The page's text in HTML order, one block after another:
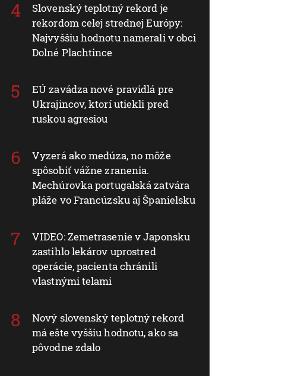
Slovenský teplotný rekord je
rekordom celej strednej Európy:
Najvyššiu hodnotu namerali v obci
Dolné Plachtince
EÚ zavádza nové pravidlá pre
Ukrajincov, ktorí utiekli pred
ruskou agresiou
Vyzerá ako medúza, no môže
spôsobiť vážne zranenia.
Mechúrovka portugalská zatvára
pláže vo Francúzsku aj Španielsku
VIDEO: Zemetrasenie v Japonsku
zastihlo lekárov uprostred
operácie, pacienta chránili
vlastnými telami
Nový slovenský teplotný rekord
má ešte vyššiu hodnotu, ako sa
pôvodne zdalo